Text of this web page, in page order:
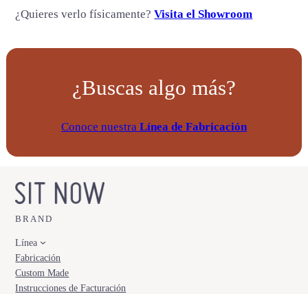
¿Quieres verlo físicamente?Visita el Showroom
¿Buscas algo más?
Conoce nuestra Línea de Fabricación
BRAND
Línea
Fabricación
Custom Made
Instrucciones de Facturación